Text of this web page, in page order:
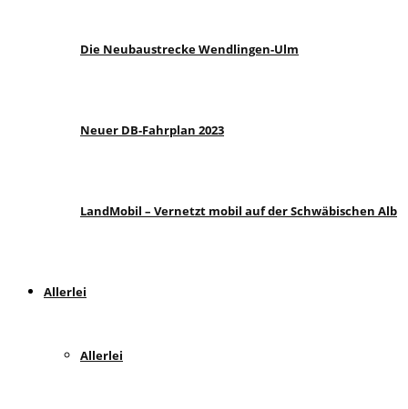
Die Neubaustrecke Wendlingen-Ulm
Neuer DB-Fahrplan 2023
LandMobil – Vernetzt mobil auf der Schwäbischen Alb
Allerlei
Allerlei